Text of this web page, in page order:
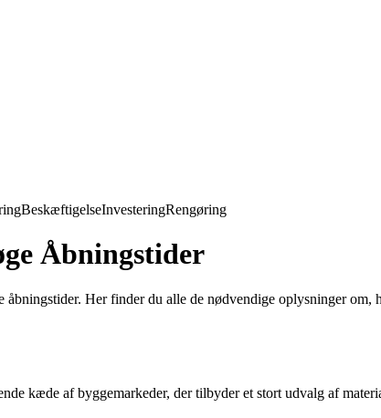
BeskæftigelseInvesteringRengøring
Åbningstider
Her finder du alle de nødvendige oplysninger
kæde af byggemarkeder, der tilbyder et stort udvalg af